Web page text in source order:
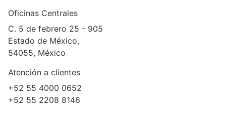
Oficinas Centrales
C. 5 de febrero 25 - 905
Estado de México,
54055, México
Atención a clientes
+52 55 4000 0652
+52 55 2208 8146